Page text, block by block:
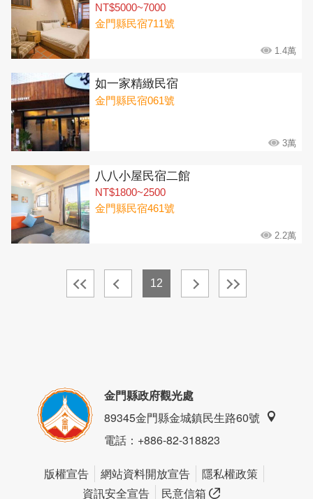
NT$5000~7000
金門縣民宿711號
1.4萬
如一家精緻民宿
金門縣民宿061號
3萬
八八小屋民宿二館
NT$1800~2500
金門縣民宿461號
2.2萬
12
金門縣政府觀光處
89345金門縣金城鎮民生路60號
電話：+886-82-318823
版權宣告 網站資料開放宣告
隱私權政策
資訊安全宣告
民意信箱